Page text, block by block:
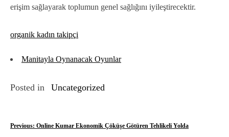
erişim sağlayarak toplumun genel sağlığını iyileştirecektir.
organik kadın takipçi
Manitayla Oynanacak Oyunlar
Posted in Uncategorized
Y
Previous: Online Kumar Ekonomik Çöküşe Götüren Tehlikeli Yolda